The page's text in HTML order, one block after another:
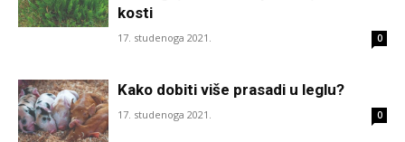
kosti
17. studenoga 2021. 0
Kako dobiti više prasadi u leglu?
17. studenoga 2021. 0